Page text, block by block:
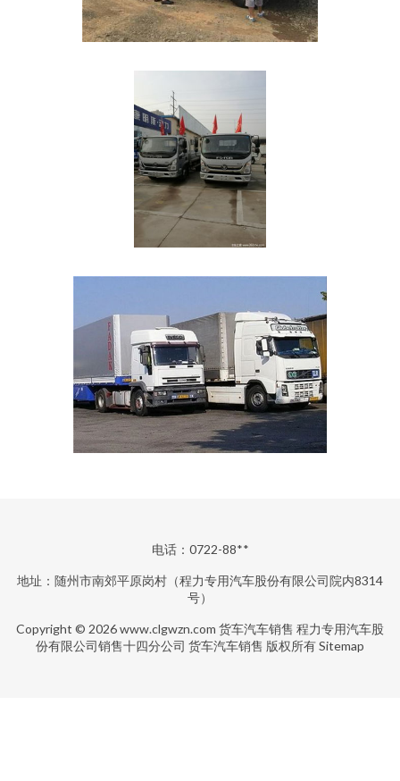
电话：0722-88**
地址：随州市南郊平原岗村（程力专用汽车股份有限公司院内8314
号）
Copyright © 2026www.clgwzn.com 货车汽车销售 程力专用汽车股
份有限公司销售十四分公司 货车汽车销售 版权所有Sitemap